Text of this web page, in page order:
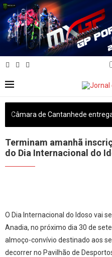
Terminam amanhã
do Dia Internacional do
O Dia Internacional do Idoso vai
Anadia, no próximo dia 30 de
almoço-convívio destinado aos
decorrer no Pavilhão de